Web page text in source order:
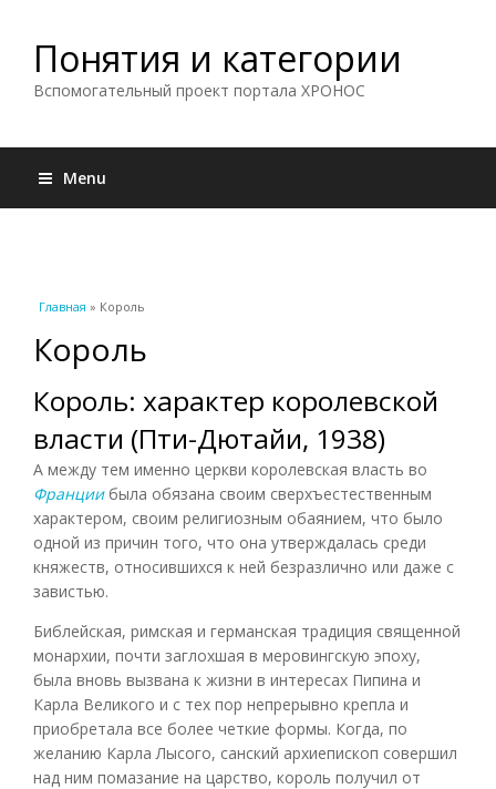
Понятия и категории
Вспомогательный проект портала ХРОНОС
Menu
Вы здесь
Главная » Король
Король
Король: характер королевской
власти (Пти-Дютайи, 1938)
А между тем именно церкви королевская власть во
Франциибыла обязана своим сверхъестественным
характером, своим религиозным обаянием, что было
одной из причин того, что она утверждалась среди
княжеств, относившихся к ней безразлично или даже с
завистью.
Библейская, римская и германская традиция священной
монархии, почти заглохшая в меровингскую эпоху,
была вновь вызвана к жизни в интересах Пипина и
Карла Великого и с тех пор непрерывно крепла и
приобретала все более четкие формы. Когда, по
желанию Карла Лысого, санский архиепископ совершил
над ним помазание на царство, король получил от